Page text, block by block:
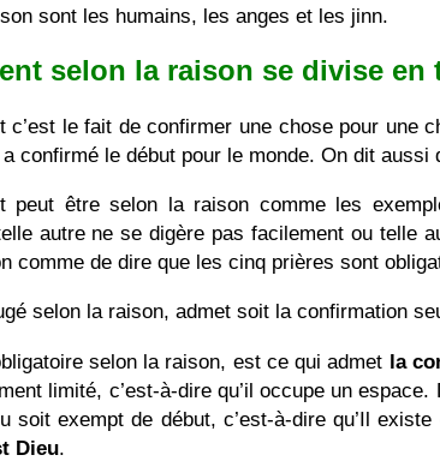
sont les humains, les anges et les jinn.
selon la raison se divise en
c’est le fait de confirmer une chose pour une
confirmé le début pour le monde. On dit
peut être selon la raison comme les
autre ne se digère pas facilement ou telle
comme de dire que les cinq prières sont
selon la raison, admet soit la confirmation
selon la raison, est ce qui admet la
limité, c’est-à-dire qu’il occupe un
soit exempt de début, c’est-à-dire qu’Il
Dieu.